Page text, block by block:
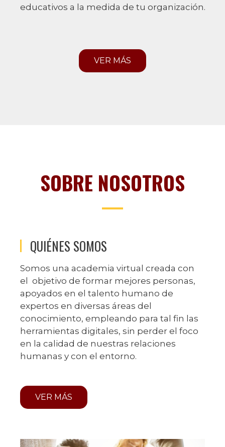
educativos a la medida de tu organización.
VER MÁS
SOBRE NOSOTROS
QUIÉNES SOMOS
Somos una academia virtual creada con
el objetivo de formar mejores personas,
apoyados en el talento humano de
expertos en diversas áreas del
conocimiento, empleando para tal fin las
herramientas digitales, sin perder el foco
en la calidad de nuestras relaciones
humanas y con el entorno.
VER MÁS